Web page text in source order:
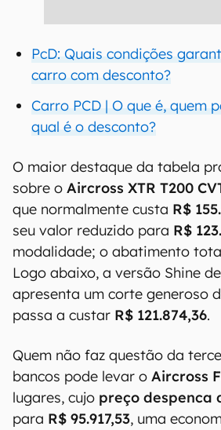
PcD: Quais condições
carro com desconto?
Carro PCD | O que é, quem
qual é o desconto?
O maior destaque da tabela
sobre o Aircross XTR T200
que normalmente custa R$
seu valor reduzido para R$
modalidade; o abatimento
Logo abaixo, a versão Shine
apresenta um corte generoso
passa a custar R$ 121.874,36.
Quem não faz questão da
bancos pode levar o Aircross
lugares, cujo preço despenca
para R$ 95.917,53, uma